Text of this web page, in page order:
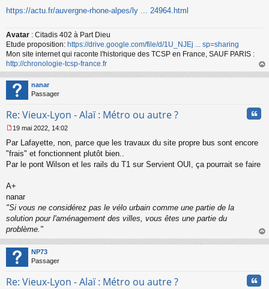
https://actu.fr/auvergne-rhone-alpes/ly ... 24964.html
Avatar : Citadis 402 à Part Dieu
Etude proposition: https://drive.google.com/file/d/1U_NJEj ... sp=sharing
Mon site internet qui raconte l'historique des TCSP en France, SAUF PARIS :
http://chronologie-tcsp-france.fr
au
nanar
Passager
Re: Vieux-Lyon - Alaï : Métro ou autre ?
e
s
s
e
n
o
n
u
19 mai 2022, 14:02
Par Lafayette, non, parce que les travaux du site propre bus sont encore
"frais" et fonctionnent plutôt bien..
Par le pont Wilson et les rails du T1 sur Servient OUI, ça pourrait se faire
A+
nanar
"Si vous ne considérez pas le vélo urbain comme une partie de la
solution pour l'aménagement des villes, vous êtes une partie du
problème."
au
NP73
Passager
Re: Vieux-Lyon - Alaï : Métro ou autre ?